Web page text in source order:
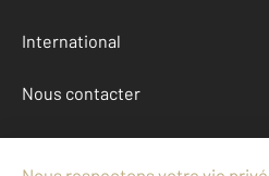
International
Nous contacter